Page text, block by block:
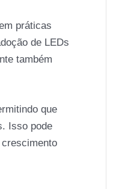
práticas
de LEDs
também
que
Isso pode